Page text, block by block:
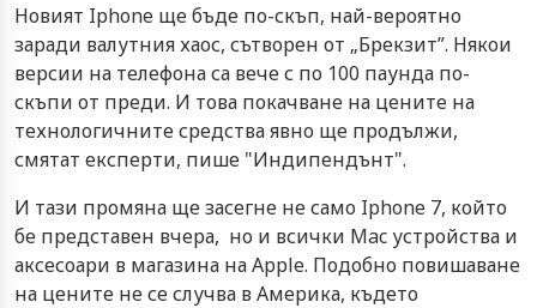
Новият Iphone ще бъде по-скъп, най-вероятно
заради валутния хаос, сътворен от „Брекзит”. Някои
версии на телефона са вече с по 100 паунда по-
скъпи от преди. И това покачване на цените на
технологичните средства явно ще продължи,
смятат експерти, пише "Индипендънт".
И тази промяна ще засегне не само Iphone 7, който
бе представен вчера, но и всички Mac устройства и
аксесоари в магазина на Apple. Подобно повишаване
на цените не се случва в Америка, където